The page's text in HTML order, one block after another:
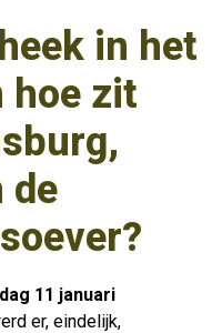
in het
hoe zit
de
11 januari
er, eindelijk,